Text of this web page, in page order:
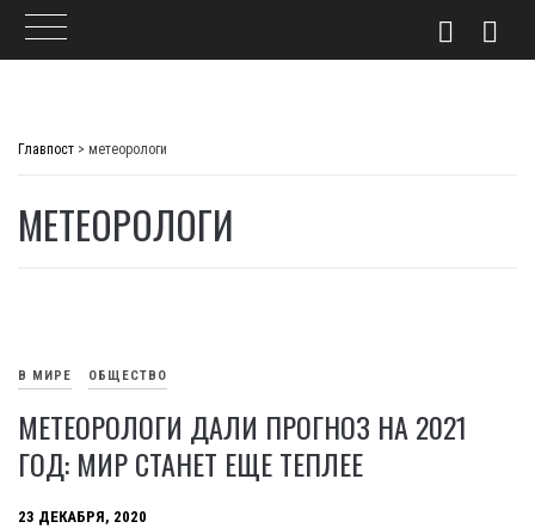
Главпост > метеорологи
МЕТЕОРОЛОГИ
В МИРЕ ОБЩЕСТВО
МЕТЕОРОЛОГИ ДАЛИ ПРОГНОЗ НА 2021
ГОД: МИР СТАНЕТ ЕЩЕ ТЕПЛЕЕ
23 ДЕКАБРЯ, 2020